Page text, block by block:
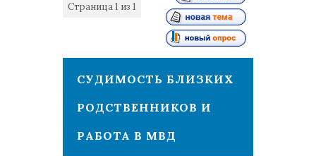
Страница1 из 1
СУДИМОСТЬ БЛИЗКИХ
РОДСТВЕННИКОВ И
РАБОТА В МВД